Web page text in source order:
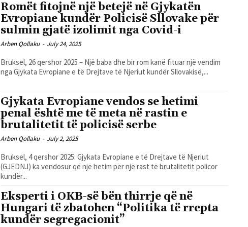
Romët fitojnë një betejë në Gjykatën
Evropiane kundër Policisë Sllovake për
sulmin gjatë izolimit nga Covid-i
Arben Qollaku - July 24, 2025
Bruksel, 26 qershor 2025 – Një baba dhe bir rom kanë fituar një vendim
nga Gjykata Evropiane e të Drejtave të Njeriut kundër Sllovakisë,...
Gjykata Evropiane vendos se hetimi
penal është me të meta në rastin e
brutalitetit të policisë serbe
Arben Qollaku - July 2, 2025
Bruksel, 4 qershor 2025: Gjykata Evropiane e të Drejtave të Njeriut
(GJEDNJ) ka vendosur që një hetim për një rast të brutalitetit policor
kundër...
Eksperti i OKB-së bën thirrje që në
Hungari të zbatohen “Politika të rrepta
kundër segregacionit”